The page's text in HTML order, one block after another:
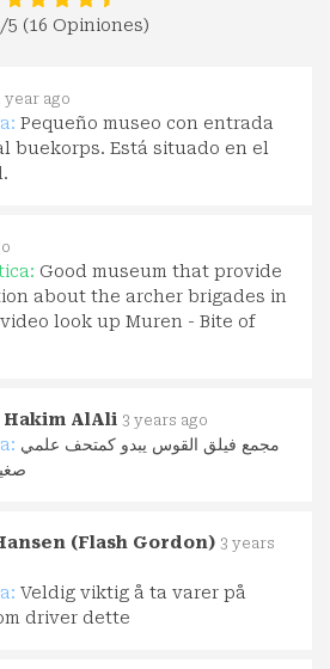
/5 (16 Opiniones)
year ago
Pequeño museo con entrada
buekorps. Está situado en el
Good museum that provide
about the archer brigades in
look up Muren - Bite of
ومضات وقطوف سياحية Hakim AlAli 3 years ago
مجمع فيلق القوس يبدو كمتحف علمي
(Flash Gordon) 3 years
Veldig viktig å ta varer på
driver dette